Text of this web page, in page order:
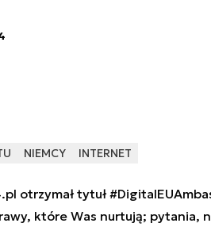
NIEMCY INTERNET
otrzymał tytuł
które Was nurtują; pytania,